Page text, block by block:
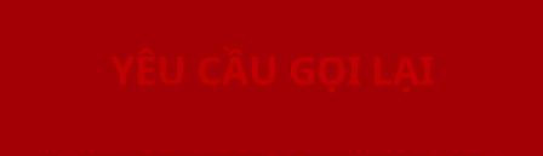
YÊU CẦU GỌI LẠI